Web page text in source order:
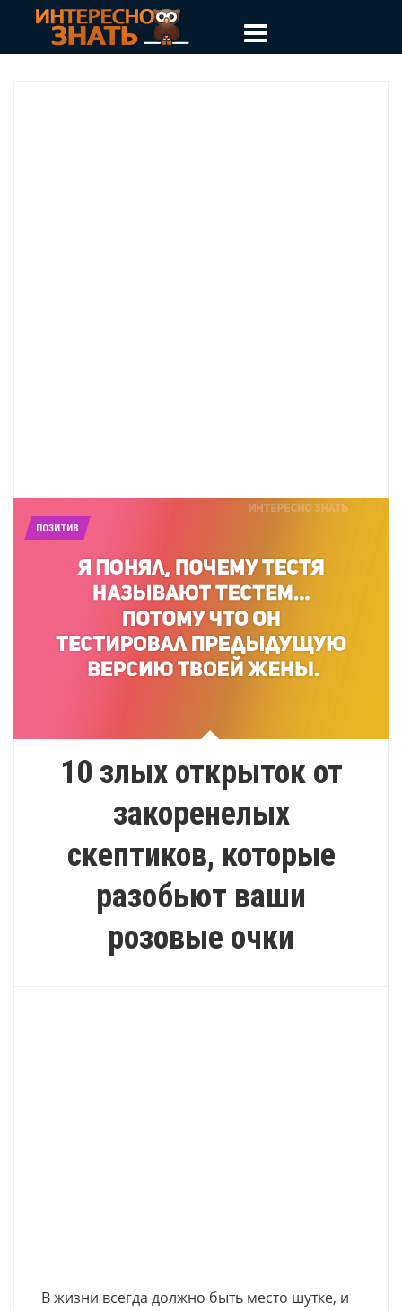
ПОЗИТИВ
10 злых открыток от
закоренелых
скептиков, которые
разобьют ваши
розовые очки
В жизни всегда должно быть место шутке, и